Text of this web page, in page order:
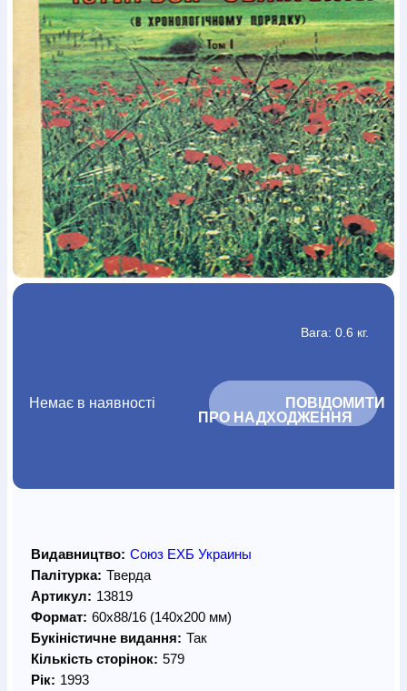
Богослов`яШлюб і сім`яЮдаїзм
Супутні товари
ПеріодикаАудіоРучки кульковіВідеоГалантерея
Закладки для книгФутболкиБрелокиСумкиБіжутерія
БлокнотиЩоденники / щотижневикиВироби з дерева
Вироби з кераміки і глиниВироби з сріблаКартини
Навчальні мапиШкіряні виробиМагнітиМеталеві
виробиМіні-лампиНаклейкиНастільні ігриПакети
подарунковіПлакатиПластмасові виробиХустки
Подарункові карткиРозвиваючі ігриРепринтиСвічки
ЗошитиФотокартиниЧохли на БибліїГоловні убори
КалендаріКанцелярскі товариКомп`ютерні ігри
ЛистівкиСувенирна продукціяГодинникиПазли
Книга в комплекті
Вага: 0.6 кг.
Немає в наявності
			ПОВІДОМИТИ
ПРО НАДХОДЖЕННЯ
Видавництво: Союз ЕХБ Украины
Палітурка: Тверда
Артикул: 13819
Формат: 60х88/16 (140х200 мм)
Букіністичне видання: Так
Кількість сторінок: 579
Рік: 1993